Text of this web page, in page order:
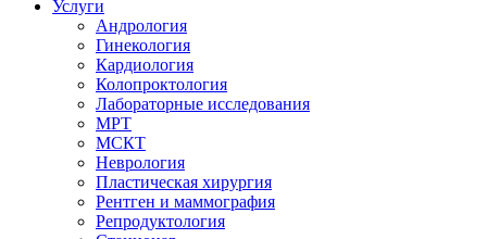
Услуги
Андрология
Гинекология
Кардиология
Колопроктология
Лабораторные исследования
МРТ
МСКТ
Неврология
Пластическая хирургия
Рентген и маммография
Репродуктология